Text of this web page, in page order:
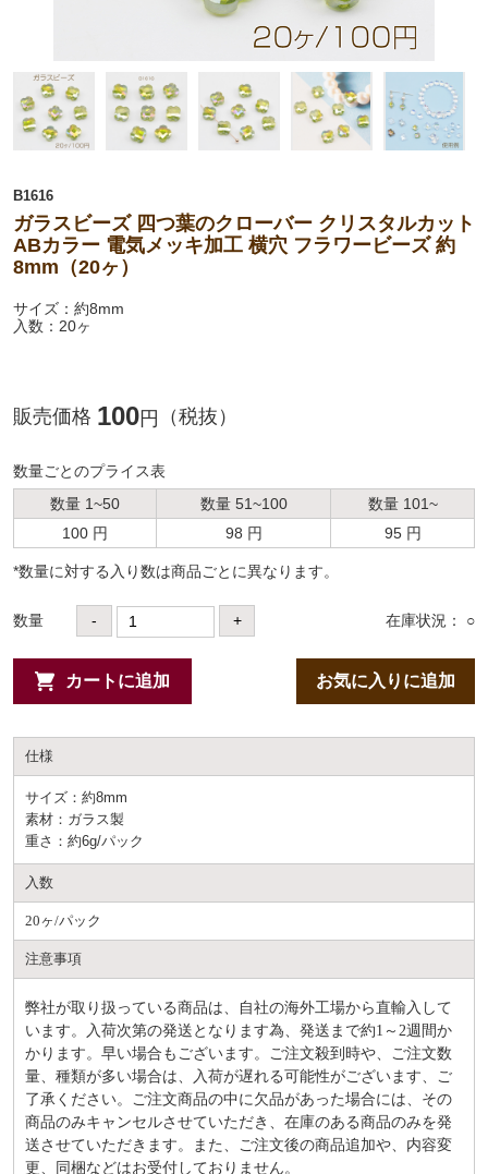
B1616
ガラスビーズ 四つ葉のクローバー クリスタルカット
ABカラー 電気メッキ加工 横穴 フラワービーズ 約
8mm（20ヶ）
サイズ：約8mm
入数：20ヶ
販売価格 100円 （税抜）
数量ごとのプライス表
数量 1~50
数量 51~100
数量 101~
100 円
98 円 95 円
*数量に対する⼊り数は商品ごとに異なります。
数量 - + 在庫状況： ○
カートに追加 お気に入りに追加
仕様
サイズ：約8mm
素材：ガラス製
重さ：約6g/パック
入数
20ヶ/パック
注意事項
弊社が取り扱っている商品は、自社の海外工場から直輸入して
います。入荷次第の発送となります為、発送まで約1～2週間か
かります。早い場合もございます。ご注文殺到時や、ご注文数
量、種類が多い場合は、入荷が遅れる可能性がございます、ご
了承ください。ご注文商品の中に欠品があった場合には、その
商品のみキャンセルさせていただき、在庫のある商品のみを発
送させていただきます。また、ご注文後の商品追加や、内容変
更、同梱などはお受付しておりません。